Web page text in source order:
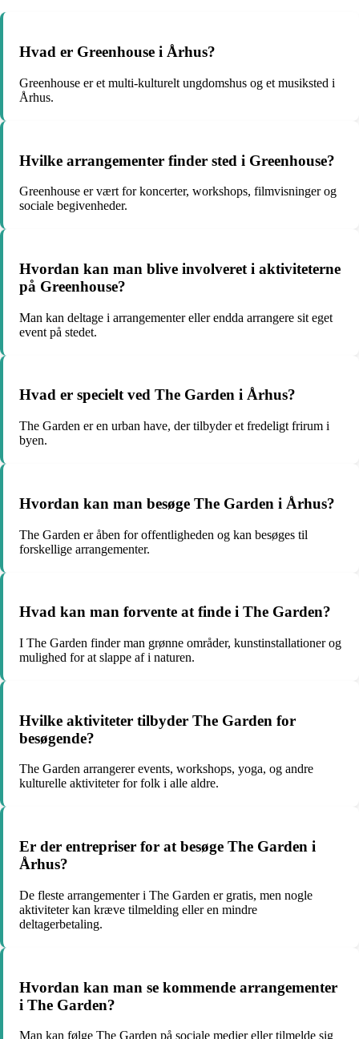
Hvad er Greenhouse i Århus?
Greenhouse er et multi-kulturelt ungdomshus og et musiksted i
Århus.
Hvilke arrangementer finder sted i Greenhouse?
Greenhouse er vært for koncerter, workshops, filmvisninger og
sociale begivenheder.
Hvordan kan man blive involveret i aktiviteterne
på Greenhouse?
Man kan deltage i arrangementer eller endda arrangere sit eget
event på stedet.
Hvad er specielt ved The Garden i Århus?
The Garden er en urban have, der tilbyder et fredeligt frirum i
byen.
Hvordan kan man besøge The Garden i Århus?
The Garden er åben for offentligheden og kan besøges til
forskellige arrangementer.
Hvad kan man forvente at finde i The Garden?
I The Garden finder man grønne områder, kunstinstallationer og
mulighed for at slappe af i naturen.
Hvilke aktiviteter tilbyder The Garden for
besøgende?
The Garden arrangerer events, workshops, yoga, og andre
kulturelle aktiviteter for folk i alle aldre.
Er der entrepriser for at besøge The Garden i
Århus?
De fleste arrangementer i The Garden er gratis, men nogle
aktiviteter kan kræve tilmelding eller en mindre
deltagerbetaling.
Hvordan kan man se kommende arrangementer
i The Garden?
Man kan følge The Garden på sociale medier eller tilmelde sig